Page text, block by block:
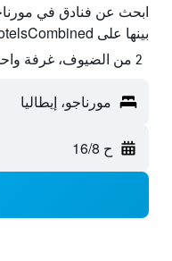
ابحث عن فنادق في
بينها على HotelsCombined ووفّر.
2 من الضيوف، غرفة واحدة
مورناجو، إيطاليا
ح 16/8